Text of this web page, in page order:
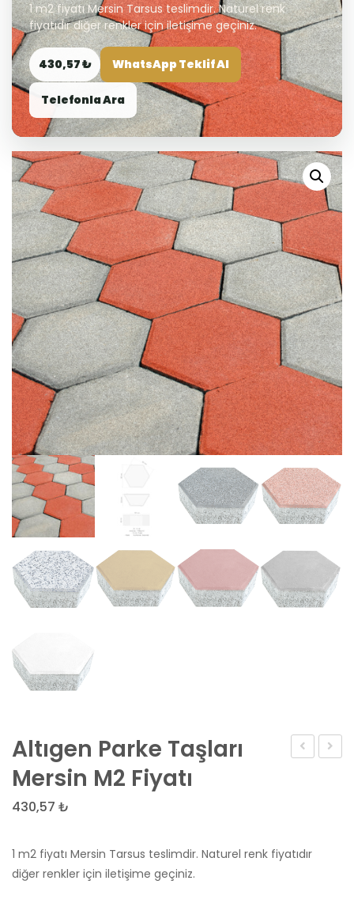
1 m2 fiyatı Mersin Tarsus teslimdir. Naturel renk
fiyatıdır diğer renkler için iletişime geçiniz.
430,57 ₺ WhatsApp Teklif Al
Telefonla Ara
Fiyatı
Altıgen Parke Taşları
Mersin M2 Fiyatı
430,57 ₺
1 m2 fiyatı Mersin Tarsus teslimdir. Naturel renk fiyatıdır
diğer renkler için iletişime geçiniz.